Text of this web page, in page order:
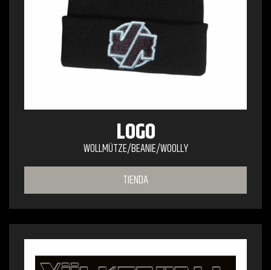
LOGO
WOLLMÜTZE/BEANIE/WOOLLY
TIENDA